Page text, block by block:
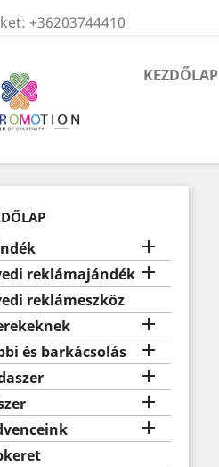
+36203744410
KEZDŐLAP

reklámajándék 
reklámeszköz

és barkácsolás 


